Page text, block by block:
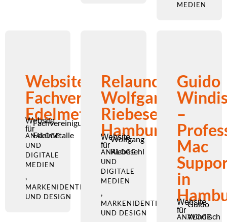
MEDIEN
Website
Fachvereinigung
Edelmetalle
Website
für
Fachvereinigung
Edelmetalle
ANALOGE
UND
DIGITALE
MEDIEN
,
MARKENIDENTITÄT
UND DESIGN
Relaunch
Wolfgang
Riebesehl
Hamburg
Website
für
Wolfgang
Riebesehl
ANALOGE
UND
DIGITALE
MEDIEN
,
MARKENIDENTITÄT
UND DESIGN
Guido
–
Mac
in
Website
für
Guido
Windisch
ANALOGE